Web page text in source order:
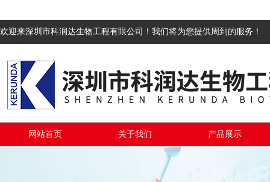
欢迎来深圳市科润达生物工程有限公司！我们将为您提供周到的服务！
网站首页 关于我们 产品展示